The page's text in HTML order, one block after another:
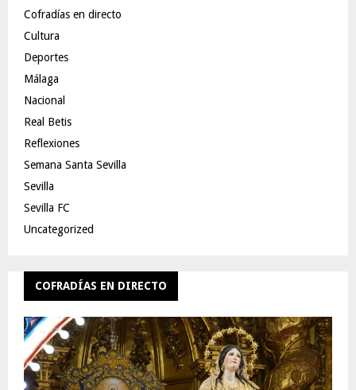
Cofradías en directo
Cultura
Deportes
Málaga
Nacional
Real Betis
Reflexiones
Semana Santa Sevilla
Sevilla
Sevilla FC
Uncategorized
COFRADÍAS EN DIRECTO